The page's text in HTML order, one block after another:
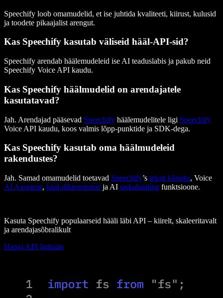
Speechify loob omamudelid, et ise juhtida kvaliteeti, kiirust, kulusid
ja toodete pikaajalist arengut.
Kas Speechify kasutab väliseid hääl-API-sid?
Speechify arendab häälemudeleid ise AI teaduslabis ja pakub neid
Speechify Voice API kaudu.
Kas Speechify häälmudelid on arendajatele
kasutatavad?
Jah. Arendajad pääsevad Speechify häälemudelitele ligi Speechify
Voice API kaudu, koos valmis lõpp-punktide ja SDK-dega.
Kas Speechify kasutab oma häälmudeleid
rakendustes?
Jah. Samad omamudelid toetavad Speechify’s teksti kõneks, Voice
AI Assistent, hääl-dikteerimine ja AI taskuhääling funktsioone.
Kasuta Speechify populaarseid hääli läbi API – kiirelt, skaleeritavalt
ja arendajasõbralikult
Hangi API ligipääs